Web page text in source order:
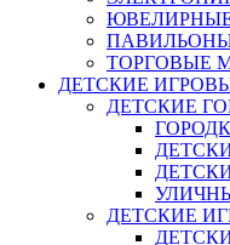
ПАВИЛЬОНЫ
ТОРГОВЫЕ
ДЕТСКИЕ
ДЕТСКИЕ
ДЕТСКИЕ